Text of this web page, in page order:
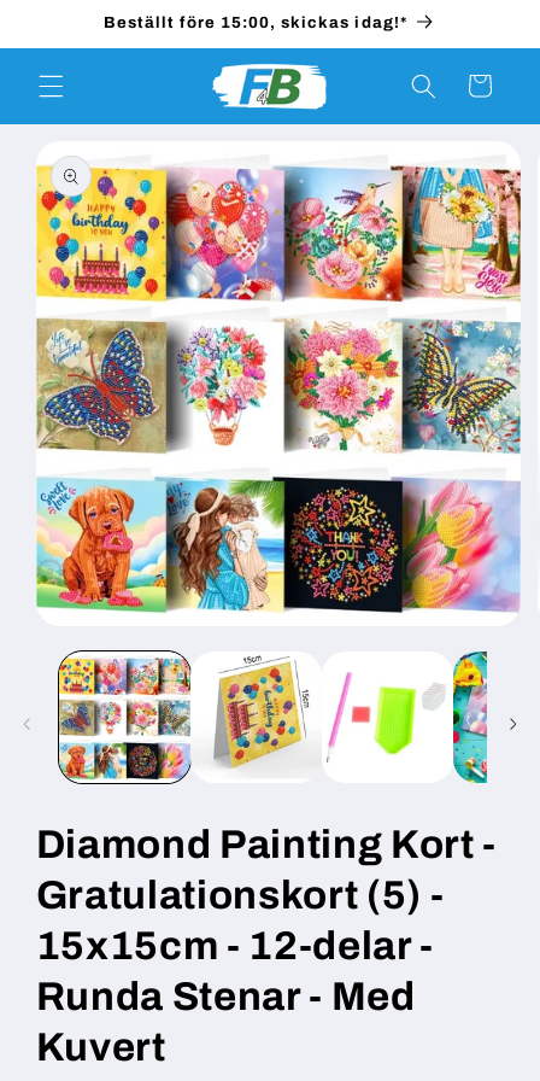
Beställt före 15:00, skickas idag!*
Varukorg
vidare till
mediet
modalfönster
Diamond Painting Kort -
Gratulationskort (5) -
15x15cm - 12-delar -
Runda Stenar - Med
Kuvert